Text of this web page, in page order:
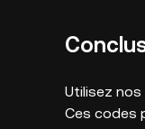
Utilisez
Ces codes